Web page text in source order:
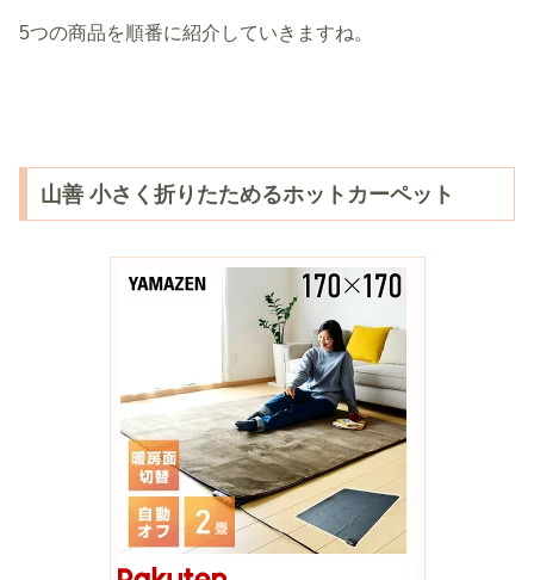
5つの商品を順番に紹介していきますね。
山善 小さく折りたためるホットカーペット